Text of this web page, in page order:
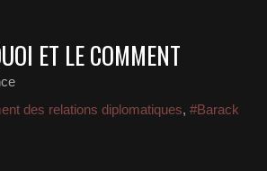
ET LE COMMENT
des relations diplomatiques, #Barack